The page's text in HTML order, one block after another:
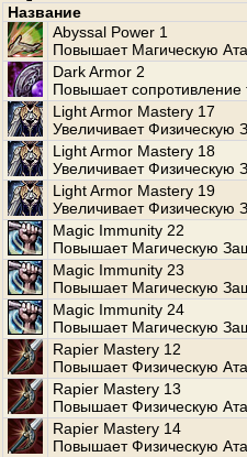
Название
Abyssal Power 1
Повышает Магическую
Dark Armor 2
Повышает
Light Armor Mastery 17
Увеличивает Физическую
Light Armor Mastery 18
Увеличивает Физическую
Light Armor Mastery 19
Увеличивает Физическую
Magic Immunity 22
Повышает Магическую
Magic Immunity 23
Повышает Магическую
Magic Immunity 24
Повышает Магическую
Rapier Mastery 12
Повышает Физическую
Rapier Mastery 13
Повышает Физическую
Rapier Mastery 14
Повышает Физическую